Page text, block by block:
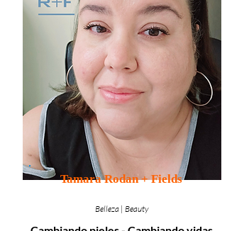
Tamara Rodan + Fields
Belleza | Beauty